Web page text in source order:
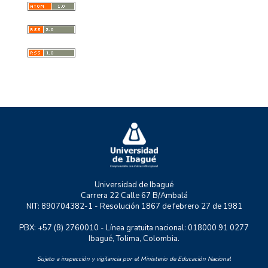
Desarrollo Regional
GESE
GESS
MYSCO
RASTRO URBANO
Universidad de Ibagué
Carrera 22 Calle 67 B/Ambalá
NIT: 890704382-1 - Resolución 1867 de febrero 27 de 1981
PBX: +57 (8) 2760010 - Línea gratuita nacional: 018000 91 0277
Ibagué, Tolima, Colombia.
Sujeto a inspección y vigilancia por el Ministerio de Educación Nacional